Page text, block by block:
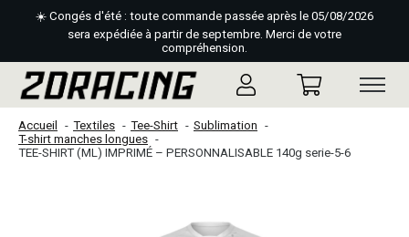
☀️ Congés d'été : toute commande passée après le 05/08/2026
sera expédiée à partir de septembre. Merci de votre
compréhension.
Accueil Textiles Tee-Shirt
Sublimation
T-shirt manches longues
TEE-SHIRT (ML) IMPRIMÉ – PERSONNALISABLE 140g serie-5-6